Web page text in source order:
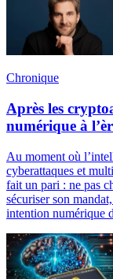
Chronique
Après les
numérique à
Au moment où
cyberattaques et
fait un pari : ne pas
sécuriser son
intention numérique